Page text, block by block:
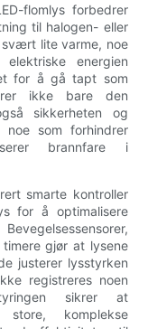
flomlys forbedrer
til halogen- eller
svært lite varme, noe
energien
for å gå tapt som
ikke bare den
sikkerheten og
noe som forhindrer
brannfare i
smarte kontroller
for å optimalisere
gjør at lysene
justerer lysstyrken
registreres noen
sikrer at
komplekse